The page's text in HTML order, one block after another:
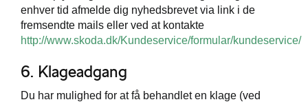
enhver tid afmelde dig nyhedsbrevet via link i de
fremsendte mails eller ved at kontakte
http://www.skoda.dk/Kundeservice/formular/kundeservice/
6. Klageadgang
Du har mulighed for at få behandlet en klage (ved